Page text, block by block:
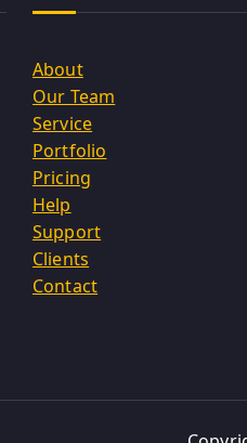
About
Our Team
Service
Portfolio
Pricing
Help
Support
Clients
Contact